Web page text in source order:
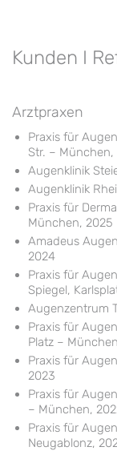
Kunden I
Arztpraxen
Praxis für
Str. – München,
Augenklinik
Augenklinik
Praxis für
München, 2025
Amadeus
2024
Praxis für
Spiegel,
Augenzentrum
Praxis für
Platz –
Praxis für
2023
Praxis für
– München,
Praxis für
Neugablonz,